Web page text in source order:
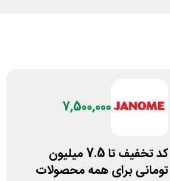
7,500,000
کد تخفیف تا 7.5 میلیون
تومانی برای همه محصولات